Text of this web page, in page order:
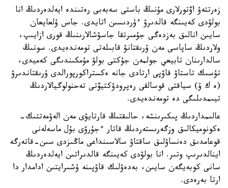
زەرتتەۋ اۆتورلارى مۇنىڭ باستى سەبەبى رەتىندە ايەلدەردىڭ انا
بولۋدى كەيىنگە قالدىرۋ ءۇردىسىن اتايدى. جاس ۇلعايعان
سايىن انالىق بەزدەگى جۇمىرتقا جاسۋشالارىنىڭ قورى ازايىپ،
ولاردىڭ ساپاسى مەن ۇرىقتانۋ قابىلەتى تومەندەيدى. سونىڭ
سالدارىنان تابيعي جولمەن جۇكتى بولۋ مۇمكىندىگى كەميدى،
تۇسىك تاستاۋ قاۋپى ارتادى جانە ەكستراكورپورالدى ۇرىقتاندىرۋ
(ە ك ۇ) سياقتى قوسالقى رەپرودۋكتيۆتى تەحنولوگيالاردىڭ
تيىمدىلىگى دە تومەندەيدى.
عالىمداردىڭ پىكىرىنشە، حالىقتىڭ قارتايۋى مەن الەۋمەتتىك-
ەكونوميكالىق وزگەرىستەردىڭ قاتار ءجۇرۋى بۇل ماسەلەنى
قوعامدىق دەنساۋلىق ساقتاۋ سالاسىنداعى ماڭىزدى سىن-قاتەرگە
اينالدىرىپ وتىر. انا بولۋدى كەيىنگە قالدىراتىن ايەلدەردىڭ
سانى كوبەيگەن سايىن، بەدەۋلىك قاۋپىنە ۇشىرايتىن ادامدار دا
ارتا بەرەدى.